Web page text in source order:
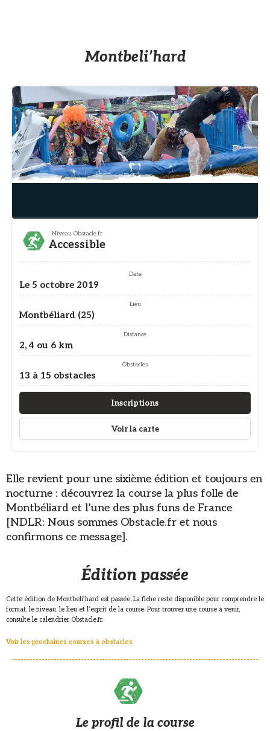
Montbeli’hard
Niveau Obstacle.fr
Accessible
Date
Le 5 octobre 2019
Lieu
Montbéliard (25)
Distance
2, 4 ou 6 km
Obstacles
13 à 15 obstacles
Inscriptions
Voir la carte
Elle revient pour une sixième édition et toujours en
nocturne : découvrez la course la plus folle de
Montbéliard et l’une des plus funs de France
[NDLR: Nous sommes Obstacle.fr et nous
confirmons ce message].
Édition passée
Cette édition de Montbeli’hard est passée. La fiche reste disponible pour comprendre le
format, le niveau, le lieu et l’esprit de la course. Pour trouver une course à venir,
consulte le calendrier Obstacle.fr.
Voir les prochaines courses à obstacles
Le profil de la course